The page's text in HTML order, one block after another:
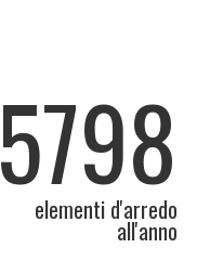
5798
elementi d'arredo
all'anno